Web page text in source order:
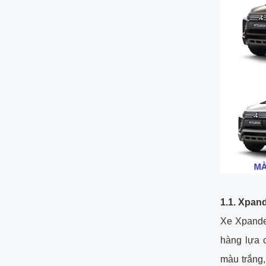
1.1.
Xe
hàng lựa
màu